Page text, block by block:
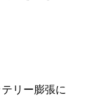
リー膨張に